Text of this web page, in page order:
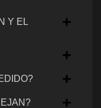
Y EL